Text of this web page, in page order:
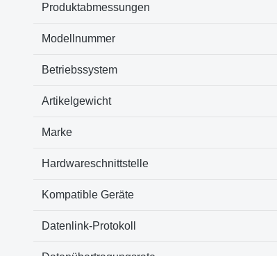
Produktabmessungen
Modellnummer
Betriebssystem
Artikelgewicht
Marke
Hardwareschnittstelle
Kompatible Geräte
Datenlink-Protokoll